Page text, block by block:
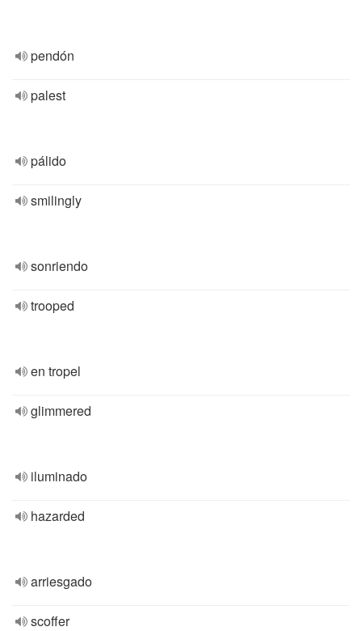
pendón
palest
pálido
smilingly
sonriendo
trooped
en tropel
glimmered
iluminado
hazarded
arriesgado
scoffer